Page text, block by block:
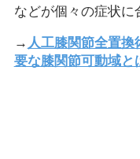
などが個々の症状に
→ 人工膝関節全置
要な膝関節可動域と